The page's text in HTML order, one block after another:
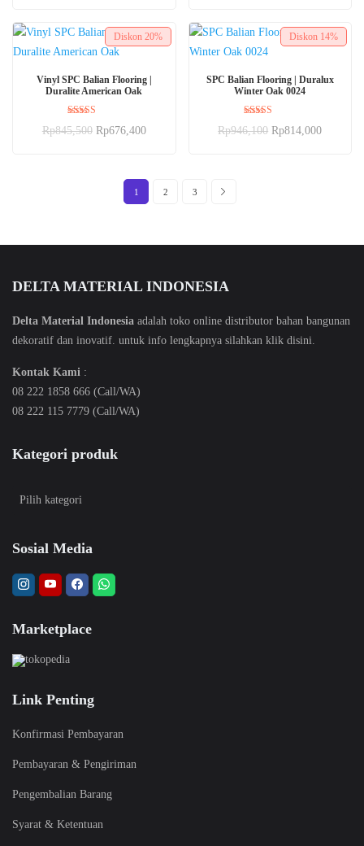
Diskon 20%
Vinyl SPC Balian Flooring |
Duralite American Oak
Dinilai
5.00
Rp845,500 Rp676,400
Diskon 14%
SPC Balian Flooring | Duralux
Winter Oak 0024
Dinilai
5.00
Rp946,100 Rp814,000
1 2 3
DELTA MATERIAL INDONESIA
Delta Material Indonesia adalah toko online distributor bahan bangunan
dekoratif dan inovatif. untuk info lengkapnya silahkan klik disini.
Kontak Kami :
08 222 1858 666 (Call/WA)
08 222 115 7779 (Call/WA)
Kategori produk
Sosial Media
Marketplace
Link Penting
Konfirmasi Pembayaran
Pembayaran & Pengiriman
Pengembalian Barang
Syarat & Ketentuan